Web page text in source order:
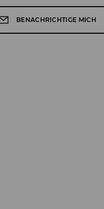
BENACHRICHTIGE MICH